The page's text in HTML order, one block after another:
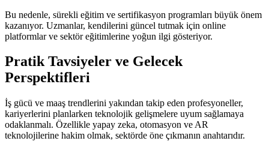
Bu nedenle, sürekli eğitim ve sertifikasyon programları büyük önem
kazanıyor. Uzmanlar, kendilerini güncel tutmak için online
platformlar ve sektör eğitimlerine yoğun ilgi gösteriyor.
Pratik Tavsiyeler ve Gelecek
Perspektifleri
İş gücü ve maaş trendlerini yakından takip eden profesyoneller,
kariyerlerini planlarken teknolojik gelişmelere uyum sağlamaya
odaklanmalı. Özellikle yapay zeka, otomasyon ve AR
teknolojilerine hakim olmak, sektörde öne çıkmanın anahtarıdır.